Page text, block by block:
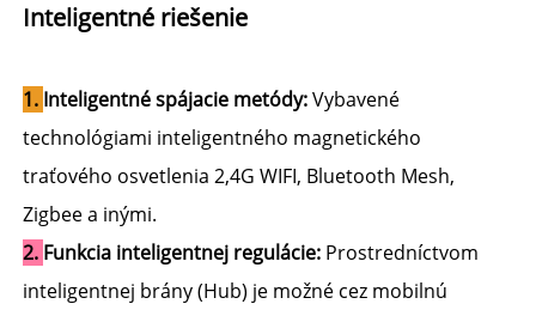
Inteligentné riešenie
1. Inteligentné spájacie metódy: Vybavené
technológiami inteligentného magnetického
traťového osvetlenia 2,4G WIFI, Bluetooth Mesh,
Zigbee a inými.
2. Funkcia inteligentnej regulácie: Prostredníctvom
inteligentnej brány (Hub) je možné cez mobilnú